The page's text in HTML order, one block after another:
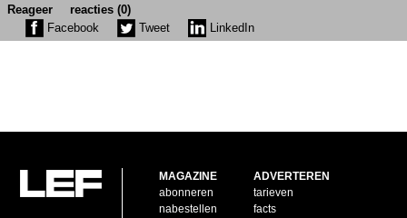
Reageer
reacties (0)
Facebook
Tweet LinkedIn
MAGAZINE
abonneren
nabestellen
ADVERTEREN
tarieven
facts